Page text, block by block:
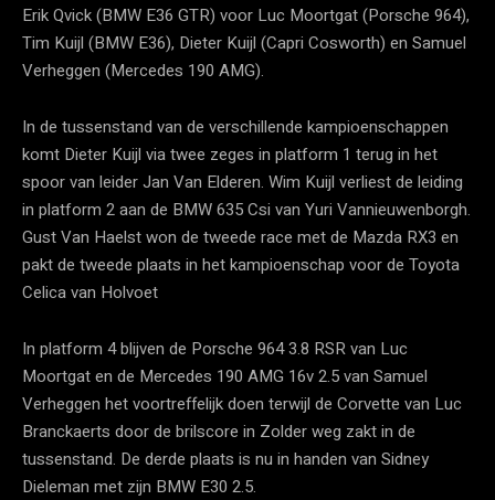
Erik Qvick (BMW E36 GTR) voor Luc Moortgat (Porsche 964),
Tim Kuijl (BMW E36), Dieter Kuijl (Capri Cosworth) en Samuel
Verheggen (Mercedes 190 AMG).
In de tussenstand van de verschillende kampioenschappen
komt Dieter Kuijl via twee zeges in platform 1 terug in het
spoor van leider Jan Van Elderen. Wim Kuijl verliest de leiding
in platform 2 aan de BMW 635 Csi van Yuri Vannieuwenborgh.
Gust Van Haelst won de tweede race met de Mazda RX3 en
pakt de tweede plaats in het kampioenschap voor de Toyota
Celica van Holvoet
In platform 4 blijven de Porsche 964 3.8 RSR van Luc
Moortgat en de Mercedes 190 AMG 16v 2.5 van Samuel
Verheggen het voortreffelijk doen terwijl de Corvette van Luc
Branckaerts door de brilscore in Zolder weg zakt in de
tussenstand. De derde plaats is nu in handen van Sidney
Dieleman met zijn BMW E30 2.5.